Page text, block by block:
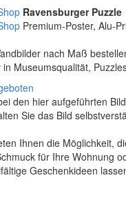
Ravensburger Puzzle
Premium-Poster, Alu-
nach Maß
in Museumsqualität,
den hier aufgeführten
Sie das Bild
Ihnen die Möglichkeit,
für Ihre Wohnung
Geschenkideen